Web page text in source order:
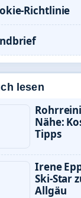
Richtlinie
lesen
Nähe:
Tipps
Irene
Ski-Star
Allgäu